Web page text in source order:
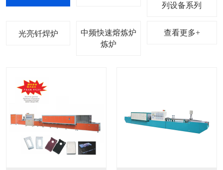
列
光亮钎焊炉 中频快速熔炼炉 查看更多+